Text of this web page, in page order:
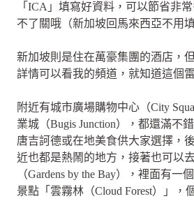
「ICA」填寫好資料，可以節省非
不了關哦（新加坡回馬來西亞不用
新加坡則是住在萬豪集團的酒店，
詳情可以看我的頻道，就知道這個
附近有城市廣場購物中心（City
業城（Bugis Junction），都還滿不
唐吉訶德或在地美食供大家選擇，
近也都是熱鬧的地方，接著也可以
（Gardens by the Bay），裡面有一
景點「雲霧林（Cloud Forest）」，